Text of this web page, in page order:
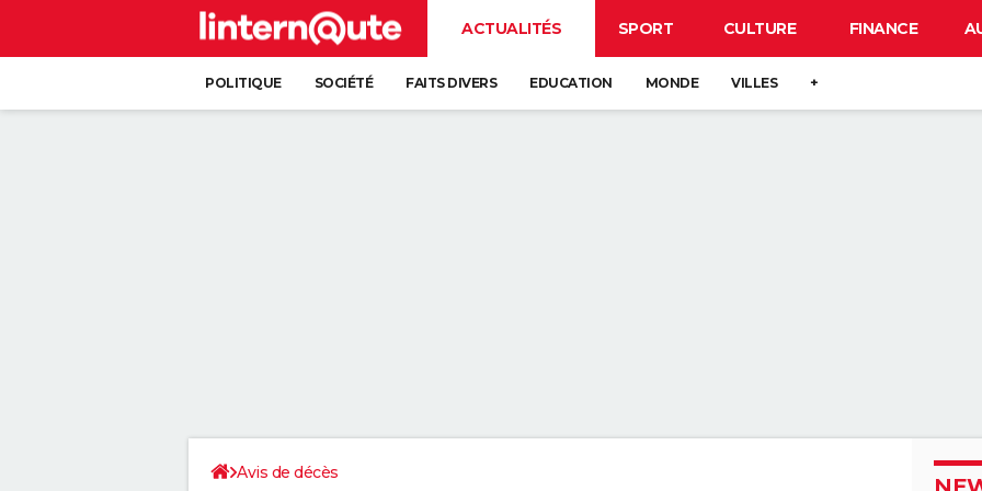
ACTUALITÉS SPORT CULTURE FINANCE
POLITIQUE SOCIÉTÉ FAITS DIVERS EDUCATION MONDE VILLES +
Avis de décès